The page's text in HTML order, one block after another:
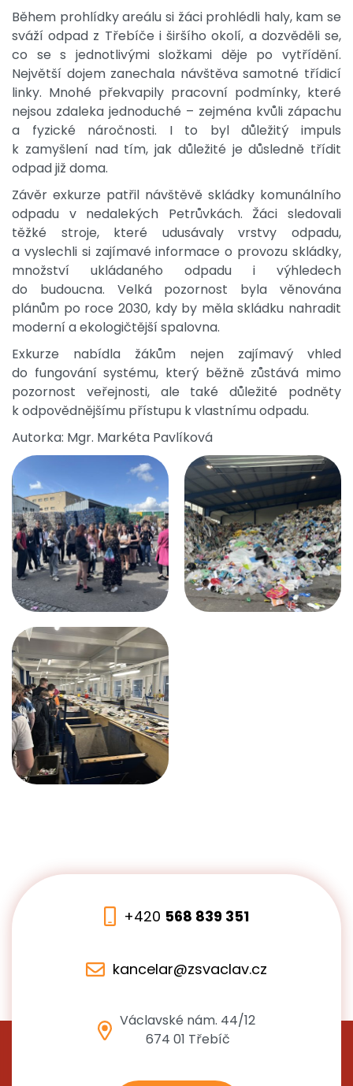
Během prohlídky areálu si žáci prohlédli haly, kam se
sváží odpad z Třebíče i širšího okolí, a dozvěděli se,
co se s jednotlivými složkami děje po vytřídění.
Největší dojem zanechala návštěva samotné třídicí
linky. Mnohé překvapily pracovní podmínky, které
nejsou zdaleka jednoduché – zejména kvůli zápachu
a fyzické náročnosti. I to byl důležitý impuls
k zamyšlení nad tím, jak důležité je důsledně třídit
odpad již doma.
Závěr exkurze patřil návštěvě skládky komunálního
odpadu v nedalekých Petrůvkách. Žáci sledovali
těžké stroje, které udusávaly vrstvy odpadu,
a vyslechli si zajímavé informace o provozu skládky,
množství ukládaného odpadu i výhledech
do budoucna. Velká pozornost byla věnována
plánům po roce 2030, kdy by měla skládku nahradit
moderní a ekologičtější spalovna.
Exkurze nabídla žákům nejen zajímavý vhled
do fungování systému, který běžně zůstává mimo
pozornost veřejnosti, ale také důležité podněty
k odpovědnějšímu přístupu k vlastnímu odpadu.
Autorka: Mgr. Markéta Pavlíková
+420 568 839 351
kancelar@zsvaclav.cz
Václavské nám. 44/12
674 01 Třebíč